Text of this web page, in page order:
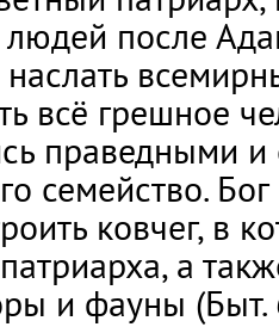
после
всё грешное
праведными и
семейство.
ковчег, в
а
и фауны (Быт.